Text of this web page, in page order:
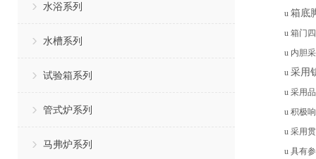
水浴系列
水槽系列
试验箱系列
管式炉系列
马弗炉系列
u 箱底
u 箱门
u 内胆
u 采用
u 采用
u 积极
u 采用
u 具有